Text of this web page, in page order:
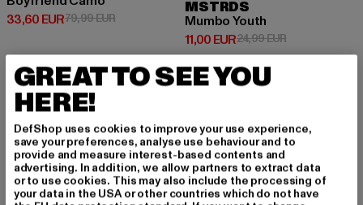
33,60 EUR
Prix courant: 33,60 EUR
79,99 EURPrix en promotion: 79,99 EUR
MSTRDS
Mumbo Youth
11,00 EUR
Prix courant: 11,00 EUR
24,99 EURPrix en
NOUVEAU -56%
GREAT TO SEE YOU
HERE!
DefShop uses cookies to improve your use experience,
save your preferences, analyse use behaviour and to
provide and measure interest-based contents and
advertising. In addition, we allow partners to extract data
or to use cookies. This may also include the processing of
your data in the USA or other countries which do not have